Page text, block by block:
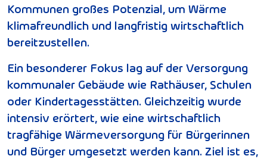
Kommunen großes Potenzial, um Wärme
klimafreundlich und langfristig wirtschaftlich
bereitzustellen.
Ein besonderer Fokus lag auf der Versorgung
kommunaler Gebäude wie Rathäuser, Schulen
oder Kindertagesstätten. Gleichzeitig wurde
intensiv erörtert, wie eine wirtschaftlich
tragfähige Wärmeversorgung für Bürgerinnen
und Bürger umgesetzt werden kann. Ziel ist es,